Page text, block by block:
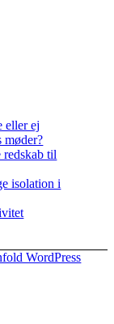
eller ej
møder?
til
isolation i
WordPress